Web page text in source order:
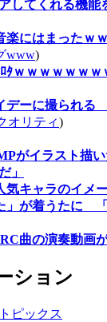
してくれる機能
楽にはまったｗ
www)
ﾀｗｗｗｗｗｗｗ
デーに撮られる
オリティ)
がイラスト描
」
気キャラのイメ
」が着うたに
曲の演奏動画
ション
ピックス